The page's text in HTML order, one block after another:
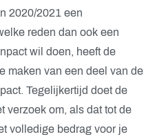
2020/2021 een
reden dan ook een
wil doen, heeft de
maken van een deel van de
Tegelijkertijd doet de
verzoek om, als dat tot de
volledige bedrag voor je